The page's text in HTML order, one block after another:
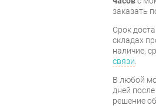
заказать
Срок
складах
наличие,
связи
В любой
дней
решение